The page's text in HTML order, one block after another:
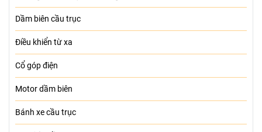
Liên hệ
Palang mới